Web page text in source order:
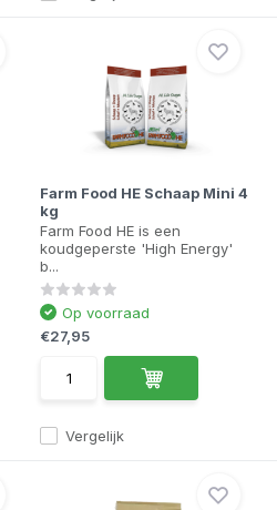
Farm Food HE Schaap Mini 4
kg
Farm Food HE is een
koudgeperste 'High Energy'
b...
Vergelijk
Op voorraad
€27,95